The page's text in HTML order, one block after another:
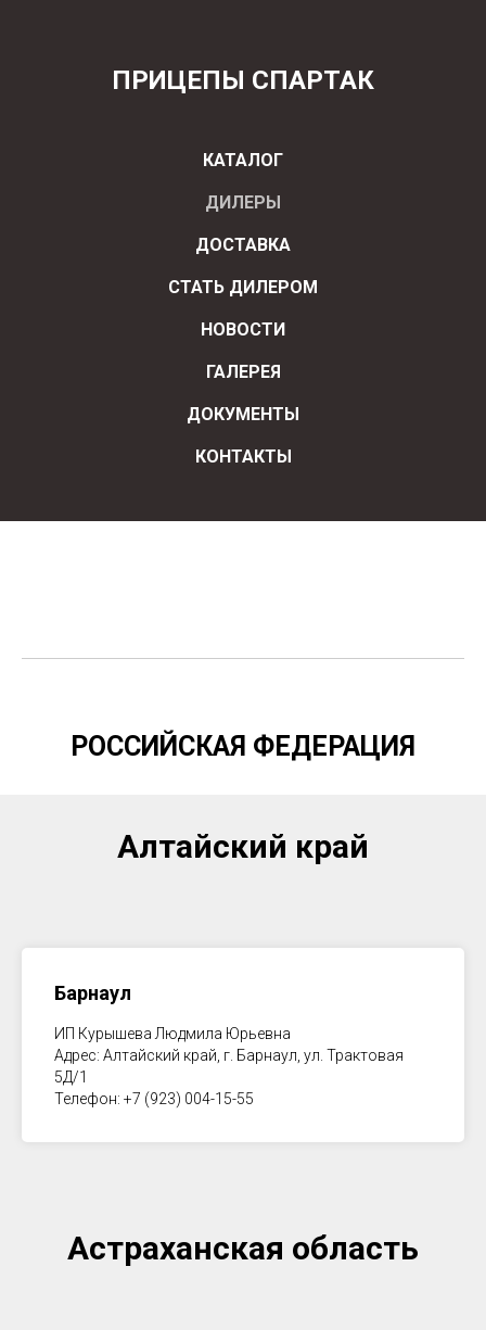
ПРИЦЕПЫ СПАРТАК
КАТАЛОГ
ДИЛЕРЫ
ДОСТАВКА
СТАТЬ ДИЛЕРОМ
НОВОСТИ
ГАЛЕРЕЯ
ДОКУМЕНТЫ
КОНТАКТЫ
РОССИЙСКАЯ ФЕДЕРАЦИЯ
Алтайский край
Барнаул
ИП Курышева Людмила Юрьевна
Адрес: Алтайский край, г. Барнаул, ул. Трактовая
5Д/1
Телефон: +7 (923) 004-15-55
Астраханская область